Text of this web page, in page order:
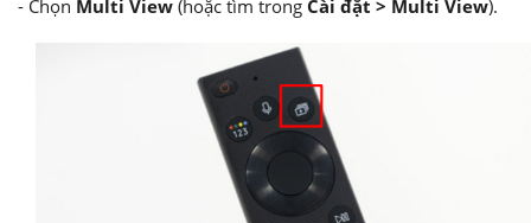
- Chọn Multi View (hoặc tìm trong Cài đặt > Multi View).